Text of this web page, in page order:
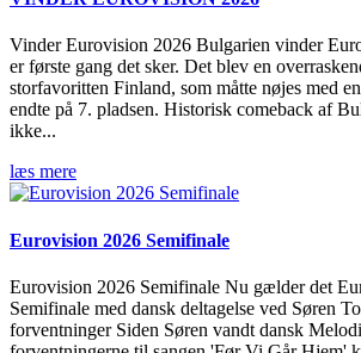
Vinder Eurovision 2026 Bulgarien vinder
er første gang det sker. Det blev en
storfavoritten Finland, som måtte nøjes med
endte på 7. pladsen. Historisk comeback af
ikke...
læs mere
Eurovision 2026 Semifinale
Eurovision 2026 Semifinale Nu gælder det
Semifinale med dansk deltagelse ved Søren
forventninger Siden Søren vandt dansk